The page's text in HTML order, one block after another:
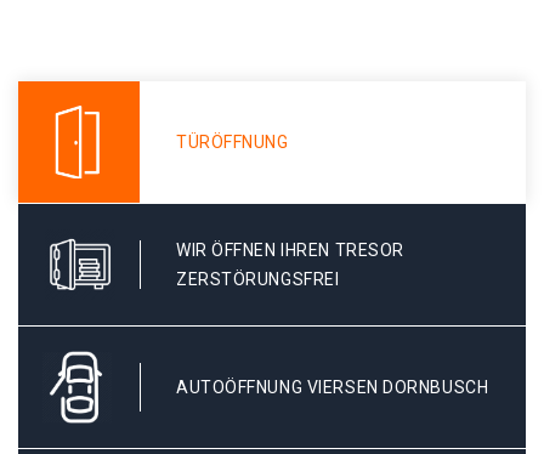
TÜRÖFFNUNG
WIR ÖFFNEN IHREN TRESOR
ZERSTÖRUNGSFREI
AUTOÖFFNUNG VIERSEN DORNBUSCH